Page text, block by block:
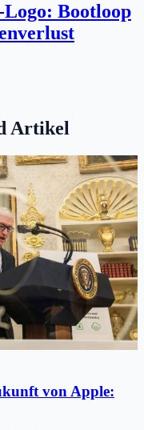
Bootloop
Artikel
von Apple: